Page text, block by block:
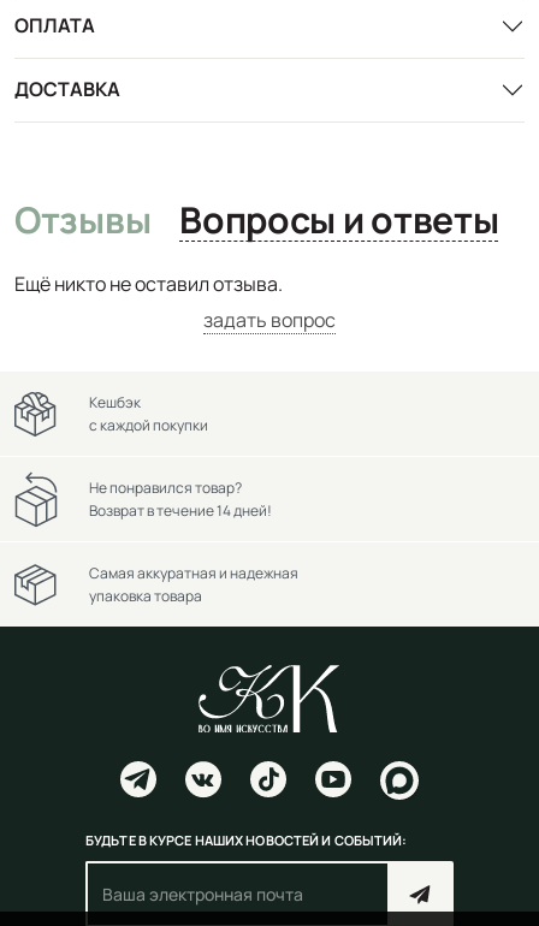
ОПЛАТА
ДОСТАВКА
Отзывы Вопросы и ответы
Ещё никто не оставил отзыва.
задать вопрос
Кешбэк
с каждой покупки
Не понравился товар?
Возврат в течение 14 дней!
Самая аккуратная и надежная
упаковка товара
БУДЬТЕ В КУРСЕ НАШИХ НОВОСТЕЙ И СОБЫТИЙ: